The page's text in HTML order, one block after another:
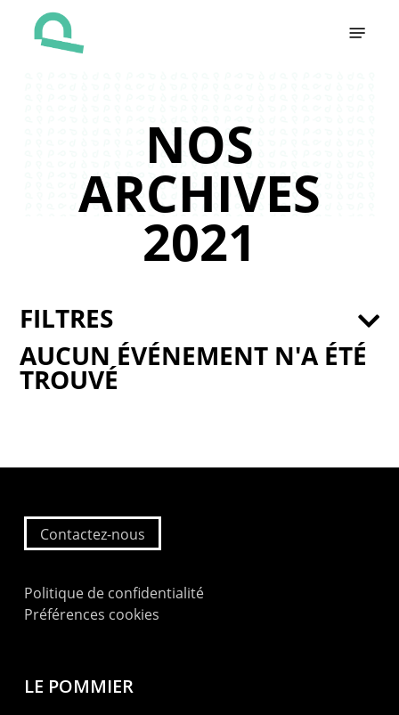
NOS
ARCHIVES
2021
AUCUN ÉVÉNEMENT N'A ÉTÉ
TROUVÉ
FILTRES
Contactez-nous
Politique de confidentialité
Préférences cookies
LE POMMIER